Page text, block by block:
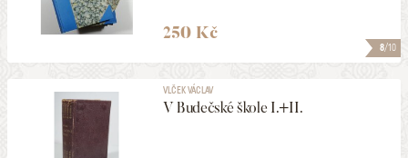
8/10
250 Kč
VLČEK VÁCLAV
V Budečské škole I.+II.